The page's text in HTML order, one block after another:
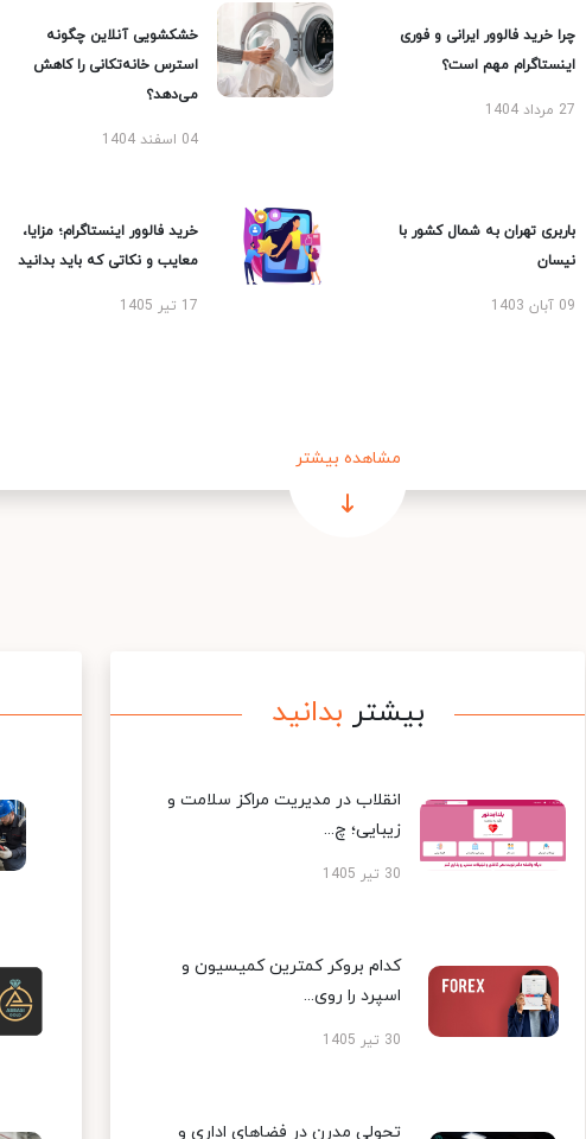
چرا خرید فالوور ایرانی و فوری
اینستاگرام مهم است؟
27 مرداد 1404
خشکشویی آنلاین چگونه
استرس خانه‌تکانی را کاهش
می‌دهد؟
04 اسفند 1404
باربری تهران به شمال کشور با
نیسان
09 آبان 1403
خرید فالوور اینستاگرام؛ مزایا،
معایب و نکاتی که باید بدانید
17 تیر 1405
مشاهده بیشتر
بیشتر بدانید
انقلاب در مدیریت مراکز سلامت و
زیبایی؛ چ...
30 تیر 1405
کدام بروکر کمترین کمیسیون و
اسپرد را روی...
30 تیر 1405
تحولی مدرن در فضاهای اداری و